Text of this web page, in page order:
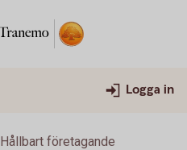
Logga in
Hållbart företagande